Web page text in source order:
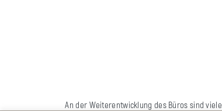
An der Weiterentwicklung des Büros sind viele